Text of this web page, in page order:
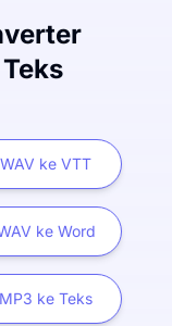
WAV ke VTT
ke Word
MP3 ke Teks